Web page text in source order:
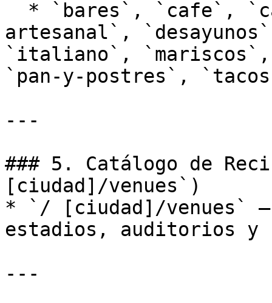
artesanal`,
`italiano`,
`pan-y-postres`,
---
### 5. Catálogo de
[ciudad]/venues`)
* `/ [ciudad]/venues`
estadios, auditorios
---